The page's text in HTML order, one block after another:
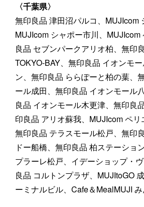
〈千葉県〉
無印良品 津田沼パルコ、MUJIcom
MUJIcom シャポー市川、MUJIcom
良品 セブンパークアリオ柏、無印
TOKYO-BAY、無印良品 イオンモ
ン、無印良品 ららぽーと柏の葉、
ール成田、無印良品 イオンモール
良品 イオンモール木更津、無印良
印良品 アリオ蘇我、MUJIcom ペリ
無印良品 テラスモール松戸、無印
ドー船橋、無印良品 柏ステーショ
プラーレ松戸、イデーショップ・
良品 コルトンプラザ、MUJItoGO
ーミナルビル、Cafe＆MealMUJI